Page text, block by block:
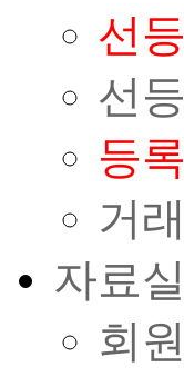
선
선
등
거
자료실
회